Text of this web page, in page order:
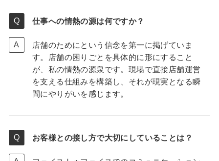
仕事への情熱の源は何ですか？
店舗のためにという信念を第一に掲げていま
す。店舗の困りごとを具体的に形にすること
が、私の情熱の源泉です。現場で直接店舗運営
を支える仕組みを構築し、それが現実となる瞬
間にやりがいを感じます。
お客様との接し方で大切にしていることは？